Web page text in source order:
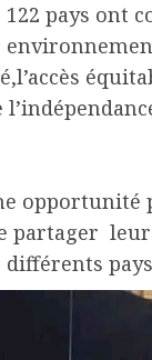
pays ont
opportunité
partager